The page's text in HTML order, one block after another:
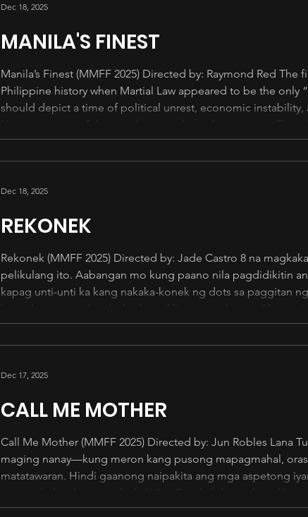
MANILA'S FINEST
Manila’s Finest (MMFF 2025) Directed by: Raymond Red The
Philippine history when Martial Law appeared to be the only
should depict a time of political unrest, economic instability,
However, none of these truly come through on screen.
unfolding. World-building is weak, with scenes jumping
establishing context
Dec 18, 2025
REKONEK
Rekonek (MMFF 2025) Directed by: Jade Castro 8 na
pelikulang ito. Aabangan mo kung paano nila pagdidikitin
kapag unti-unti ka kang nakaka-konek ng dots sa paggitan
ka ng kumapit sa kanila, biglang ililipat ang eksena.
nakikita mong karakter, napuputol din ang pagbuo sa mga
namumuong emosyon. Kulang sa mga e
Dec 18, 2025
CALL ME MOTHER
Call Me Mother (MMFF 2025) Directed by: Jun Robles Lana
maging nanay—kung meron kang pusong mapagmahal,
matatawaran. Hindi gaanong naipakita ang mga aspetong
napamahal na lang ang bida ( Vice Ganda ) dun sa bata (
genuine connection at bonding moments. Tatanggapin mo
Dec 17, 2025